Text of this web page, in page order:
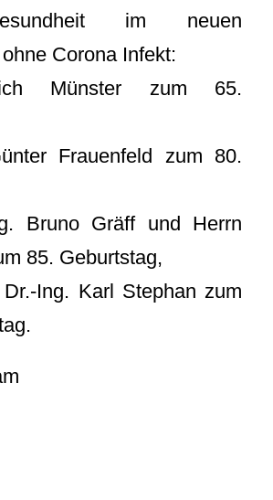
im neuen
Corona Infekt:
Münster zum 65.
Frauenfeld zum 80.
Bruno Gräff und Herrn
85. Geburtstag,
Ing. Karl Stephan zum